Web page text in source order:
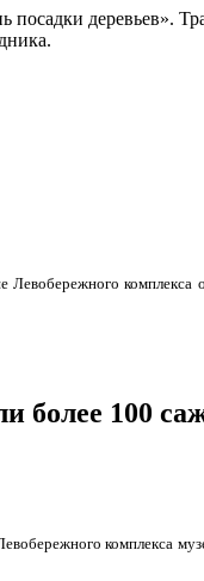
деревьев».
Левобережного комплекса
более 100
комплекса